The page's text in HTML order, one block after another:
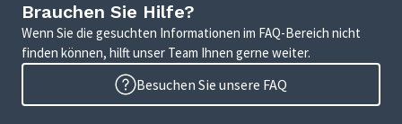
Brauchen Sie Hilfe?
Wenn Sie die gesuchten Informationen im FAQ-Bereich nicht
finden können, hilft unser Team Ihnen gerne weiter.
Besuchen Sie unsere FAQ